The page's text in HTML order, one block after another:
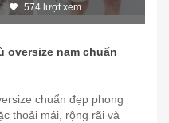
574 lượt xem
oversize nam chuẩn
chuẩn đẹp phong
thoải mái, rộng rãi và